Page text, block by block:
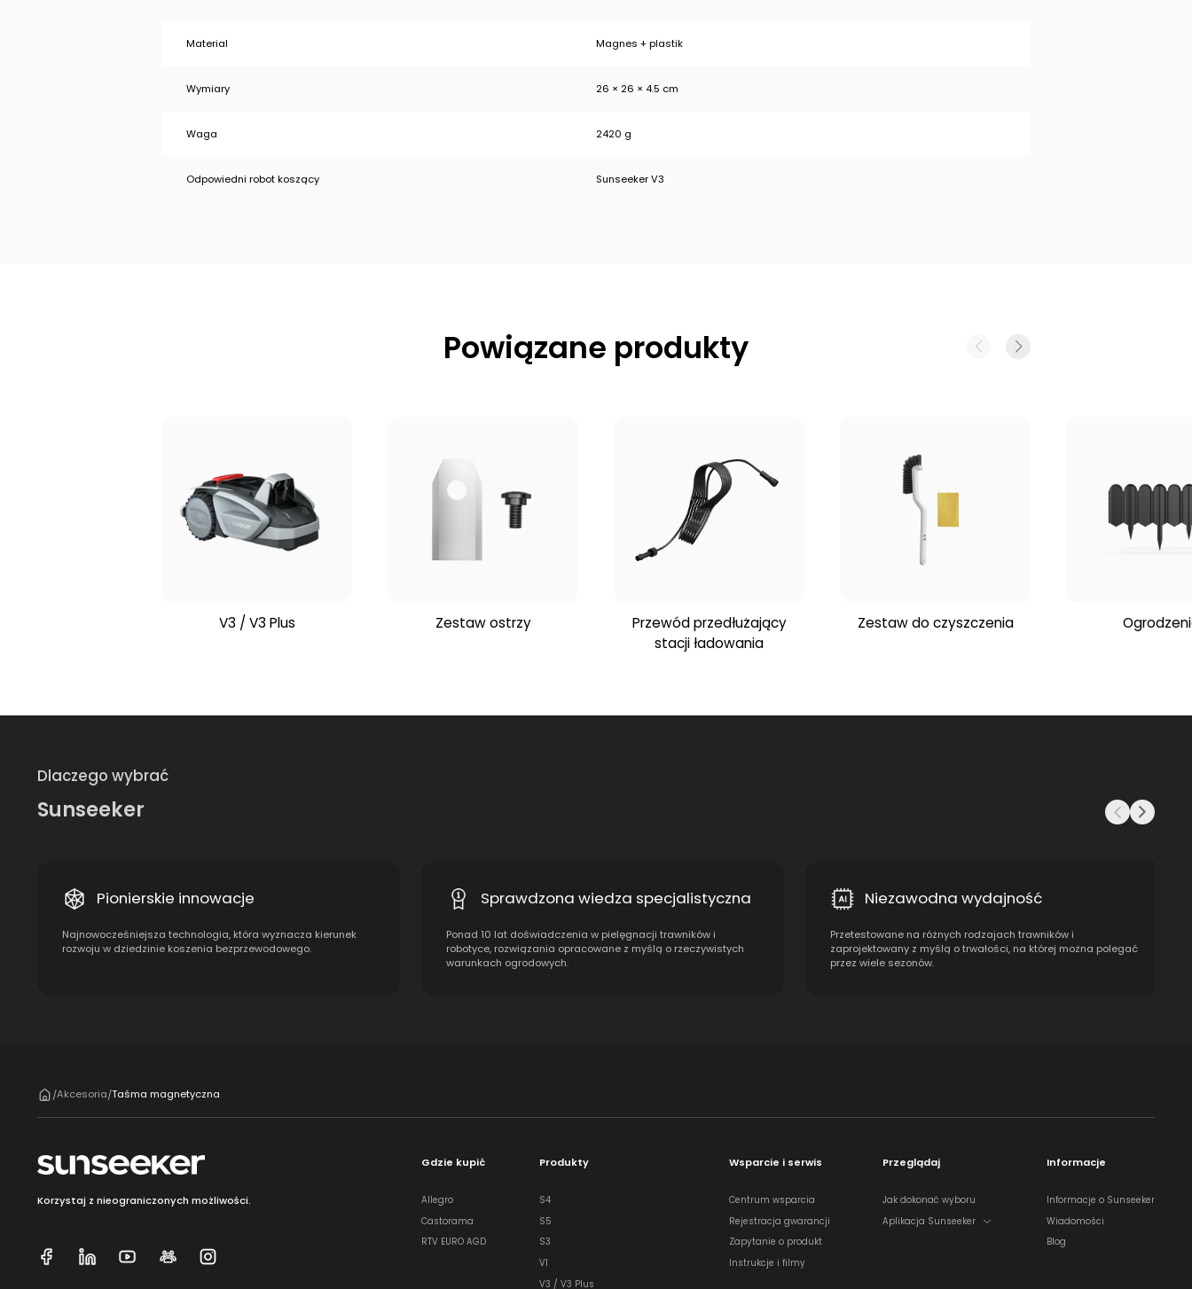
Material Magnes + plastik
Wymiary 26 × 26 × 4.5 cm
Waga 2420 g
Odpowiedni robot koszący Sunseeker V3
Powiązane produkty
V3 / V3 Plus Zestaw ostrzy
Przewód przedłużający
stacji ładowania
Zestaw do czyszczenia
Dlaczego wybrać
Sunseeker
Pionierskie innowacje
Najnowocześniejsza technologia, która wyznacza kierunek
rozwoju w dziedzinie koszenia bezprzewodowego.
Sprawdzona wiedza specjalistyczna
Ponad 10 lat doświadczenia w pielęgnacji trawników i
robotyce, rozwiązania opracowane z myślą o rzeczywistych
warunkach ogrodowych.
Niezawodna wydajność
Przetestowane na różnych rodzajach trawników i
zaprojektowany z myślą o trwałości, na której można polegać
przez wiele sezonów.
/Akcesoria/Taśma magnetyczna
Korzystaj z nieograniczonych możliwości.
Gdzie kupić
Allegro
Castorama
RTV EURO AGD
Produkty
S4
S5
S3
V1
V3 / V3 Plus
Wsparcie i serwis
Centrum wsparcia
Rejestracja gwarancji
Zapytanie o produkt
Instrukcje i filmy
Przeglądaj
Jak dokonać wyboru
Aplikacja Sunseeker
Informacje
Informacje o Sunseeker
Wiadomości
Blog